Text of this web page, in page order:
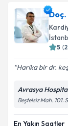
Doç.
5 (
Harika bir dr.
Avrasya
Beştelsiz Mah.
En Yakın Saatler